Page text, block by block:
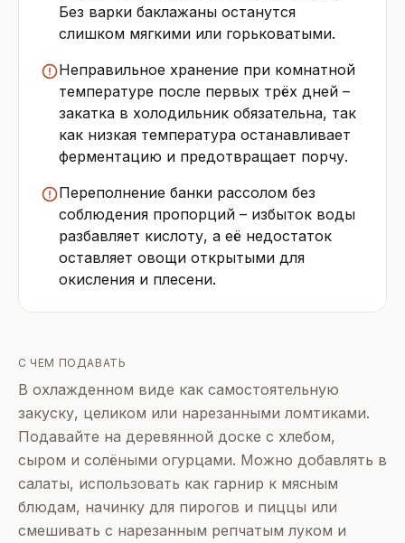
Без варки баклажаны останутся
слишком мягкими или горьковатыми.
Неправильное хранение при комнатной
температуре после первых трёх дней –
закатка в холодильник обязательна, так
как низкая температура останавливает
ферментацию и предотвращает порчу.
Переполнение банки рассолом без
соблюдения пропорций – избыток воды
разбавляет кислоту, а её недостаток
оставляет овощи открытыми для
окисления и плесени.
С ЧЕМ ПОДАВАТЬ
В охлажденном виде как самостоятельную
закуску, целиком или нарезанными ломтиками.
Подавайте на деревянной доске с хлебом,
сыром и солёными огурцами. Можно добавлять в
салаты, использовать как гарнир к мясным
блюдам, начинку для пирогов и пиццы или
смешивать с нарезанным репчатым луком и